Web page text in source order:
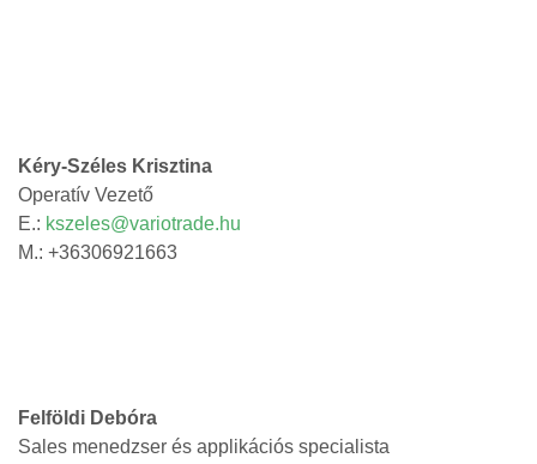
Kéry-Széles Krisztina
Operatív Vezető
E.: kszeles@variotrade.hu
M.: +36306921663
Felföldi Debóra
Sales menedzser és applikációs specialista